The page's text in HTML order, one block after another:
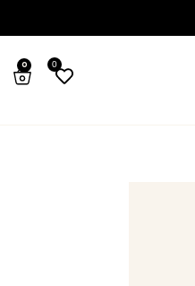
0
0